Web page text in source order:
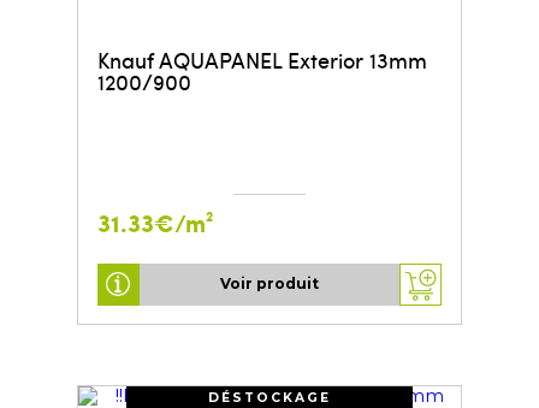
Knauf AQUAPANEL Exterior 13mm
1200/900
31.33€/m²
Voir produit
DÉSTOCKAGE